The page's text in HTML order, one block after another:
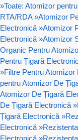
»Toate: Atomizor
RTA/RDA »Atomizor
Electronică »Atomizor
Electronică »Atomizor
Organic Pentru
Pentru Țigară
»Filtre Pentru
pentru Atomizor De
Atomizor De Țigară
De Țigară Electronică »
Țigară Electronică »
Electronică »